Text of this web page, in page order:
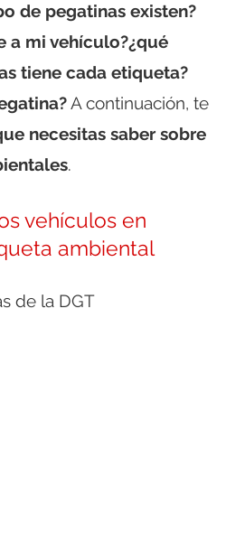
de pegatinas existen?
a mi vehículo?¿qué
tiene cada etiqueta?
A continuación, te
necesitas saber sobre
.
vehículos en
ambiental